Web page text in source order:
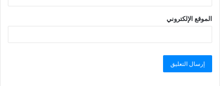
الموقع الإلكتروني